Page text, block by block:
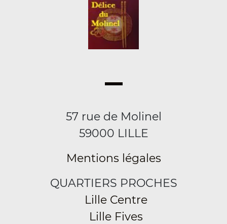
57 rue de Molinel
59000 LILLE
Mentions légales
QUARTIERS PROCHES
Lille Centre
Lille Fives